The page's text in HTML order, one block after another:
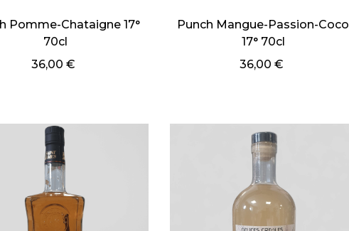
Pomme-Chataigne 17°
70cl
36,00 €
Punch Mangue-Passion-Coco
17° 70cl
36,00 €